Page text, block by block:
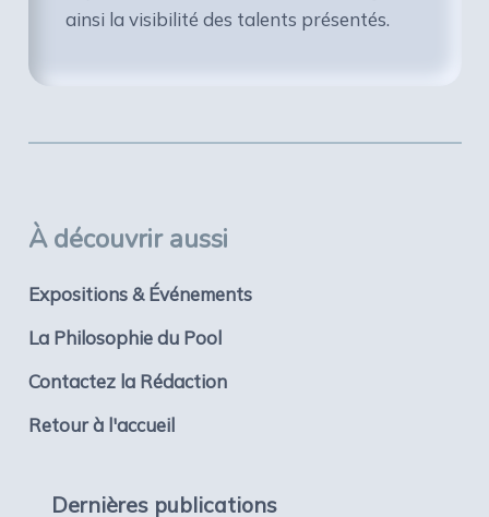
ainsi la visibilité des talents présentés.
À découvrir aussi
Expositions & Événements
La Philosophie du Pool
Contactez la Rédaction
Retour à l'accueil
Dernières publications